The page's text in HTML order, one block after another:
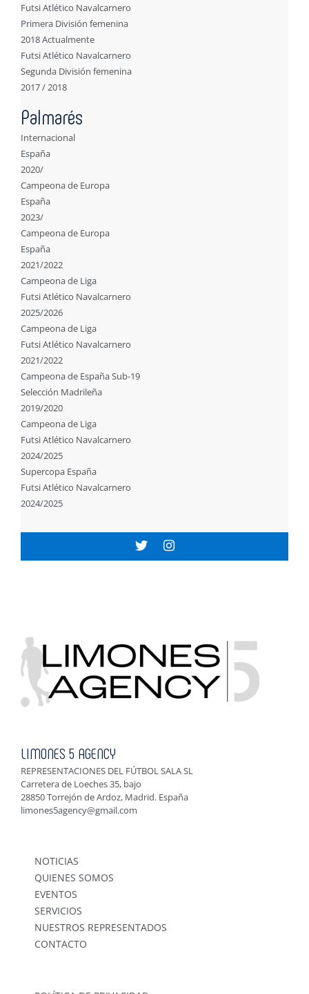
Futsi Atlético Navalcarnero
Primera División femenina
2018 Actualmente
Futsi Atlético Navalcarnero
Segunda División femenina
2017 / 2018
Palmarés
Internacional
España
2020/
Campeona de Europa
España
2023/
Campeona de Europa
España
2021/2022
Campeona de Liga
Futsi Atlético Navalcarnero
2025/2026
Campeona de Liga
Futsi Atlético Navalcarnero
2021/2022
Campeona de España Sub-19
Selección Madrileña
2019/2020
Campeona de Liga
Futsi Atlético Navalcarnero
2024/2025
Supercopa España
Futsi Atlético Navalcarnero
2024/2025
LIMONES 5 AGENCY
REPRESENTACIONES DEL FÚTBOL SALA SL
Carretera de Loeches 35, bajo
28850 Torrejón de Ardoz, Madrid. España
limones5agency@gmail.com
NOTICIAS
QUIENES SOMOS
EVENTOS
SERVICIOS
NUESTROS REPRESENTADOS
CONTACTO